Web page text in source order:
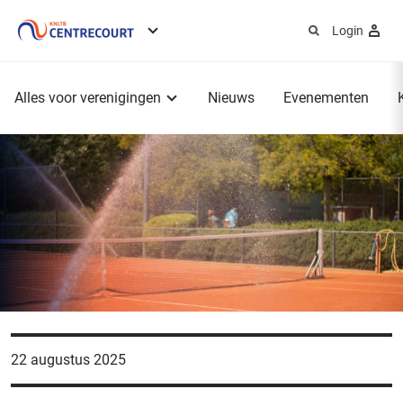
Login
Alles voor verenigingen Nieuws Evenementen
22 augustus 2025